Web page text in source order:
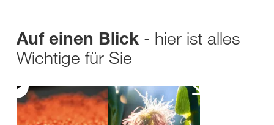
Auf einen Blick - hier ist alles
Wichtige für Sie